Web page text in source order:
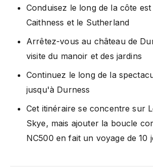
Conduisez le long de la côte
Caithness et le Sutherland
Arrêtez-vous au château de
visite du manoir et des jardins
Continuez le long de la
jusqu'à Durness
Cet itinéraire se concentre sur
Skye, mais ajouter la boucle
NC500 en fait un voyage de 10